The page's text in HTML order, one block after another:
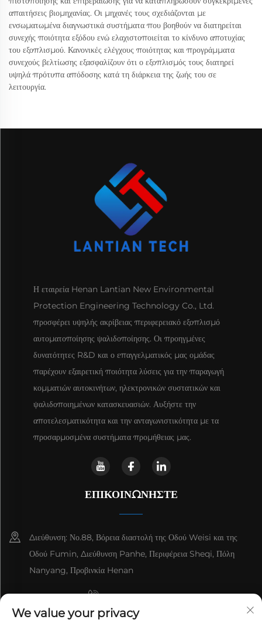
απαιτήσεις βιομηχανίας. Οι μηχανές τους σχεδιάζονται με
ενσωματωμένα διαγνωστικά συστήματα που βοηθούν να διατηρείται
συνεχής ποιότητα εξόδου ενώ ελαχιστοποιείται το κίνδυνο αποτυχίας
του εξοπλισμού. Κανονικές ελέγχους ποιότητας και προγράμματα
συνεχούς βελτίωσης εξασφαλίζουν ότι ο εξοπλισμός τους διατηρεί
υψηλά πρότυπα απόδοσης κατά τη διάρκεια της ζωής του σε
λειτουργία.
Η εταιρεία Henan Lantian New Environmental
Protection Engineering Technology Co., Ltd.
προσφέρει υψηλής ακρίβειας περιφερειακό εξοπλισμό
αυτοματοποίησης ψαλιδοποίησης. Οι προηγμένες
δυνατότητες R&D και ο επαγγελματικός μας ομάδας
παρέχουν εξαιρετική ποιότητα λύσεις για την παραγωγή
κομματιών αυτοκινήτων, ηλεκτρονικών συστατικών και
ψαλιδοποιημένων κατασκευασιών. Αυξήστε την
αποτελεσματικότητα και την ανταγωνιστικότητα με τα
προσαρμοσμένα συστήματα προμήθειας μας.
ΕΠΙΚΟΙΝΩΝΉΣΤΕ
Διεύθυνση: Νο.88, Βόρεια διαστολή της Οδού Weisi και της
Οδού Fumin, Διεύθυνση Panhe, Περιφέρεια Sheqi, Πόλη
Nanyang, Προβινκία Henan
+8615993153189
We value your privacy